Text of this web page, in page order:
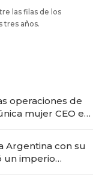
las filas de los
tres años.
operaciones de
mujer CEO en
Argentina con su
un imperio